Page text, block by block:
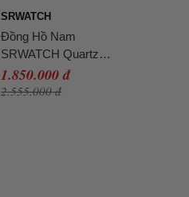
SRWATCH
Đồng Hồ Nam
SRWATCH Quartz
Watch SG1071.1102TE
Màu Bạc
1.850.000 đ
2.555.000 đ